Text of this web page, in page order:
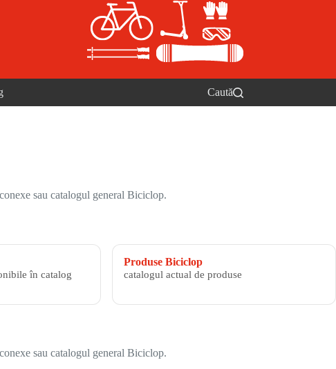
Caută
sau catalogul general Biciclop.
în catalog
Produse Biciclop
catalogul actual de produse
sau catalogul general Biciclop.